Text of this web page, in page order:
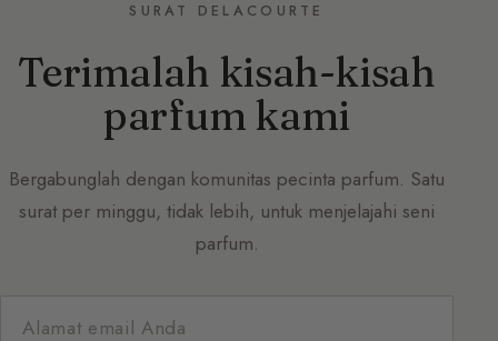
SURAT DELACOURTE
Terimalah kisah-kisah
parfum kami
Bergabunglah dengan komunitas pecinta parfum. Satu
surat per minggu, tidak lebih, untuk menjelajahi seni
parfum.